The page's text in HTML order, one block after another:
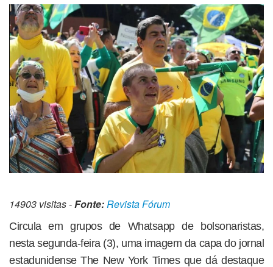
14903 visitas -Fonte:Revista Fórum
Circula em grupos de Whatsapp de bolsonaristas,
nesta segunda-feira (3), uma imagem da capa do jornal
estadunidense The New York Times que dá destaque